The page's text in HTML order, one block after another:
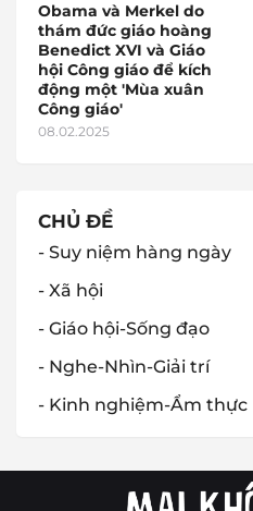
Obama và Merkel do
thám đức giáo hoàng
Benedict XVI và Giáo
hội Công giáo để kích
động một 'Mùa xuân
Công giáo'
08.02.2025
CHỦ ĐỀ
- Suy niệm hàng ngày
- Xã hội
- Giáo hội-Sống đạo
- Nghe-Nhìn-Giải trí
- Kinh nghiệm-Ẩm thực